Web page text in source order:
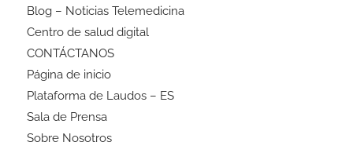
Blog – Noticias Telemedicina
Centro de salud digital
CONTÁCTANOS
Página de inicio
Plataforma de Laudos – ES
Sala de Prensa
Sobre Nosotros